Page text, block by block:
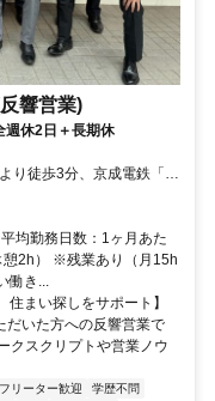
響営業)
週休2日＋長期休
り徒歩3分、京成電鉄「京
均勤務日数：1ヶ月あた
憩2h） ※残業あり（月15h
働き...
まい探しをサポート】
だいた方への反響営業で
クスクリプトや営業ノウ
フリーター歓迎
学歴不問